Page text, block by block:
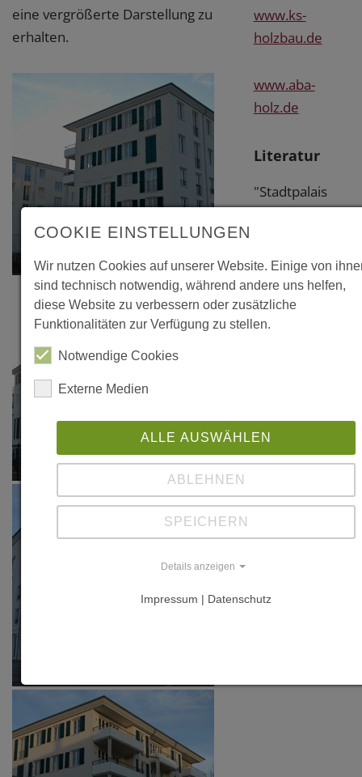
eine vergrößerte Darstellung zu
erhalten.
www.ks-
holzbau.de
www.aba-
holz.de
Literatur
"Stadtpalais
Mikado, Nr.
10/2010, S. 28-
31
COOKIE EINSTELLUNGEN
Wir nutzen Cookies auf unserer Website. Einige von
sind technisch notwendig, während andere uns helfen,
diese Website zu verbessern oder zusätzliche
Funktionalitäten zur Verfügung zu stellen.
Notwendige Cookies
Externe Medien
ALLE AUSWÄHLEN
ABLEHNEN
SPEICHERN
Details anzeigen
Impressum | Datenschutz